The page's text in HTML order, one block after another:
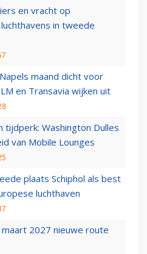
en vracht op
in tweede
maand dicht voor
en Transavia wijken uit
tijdperk: Washington Dulles
van Mobile Lounges
plaats Schiphol als best
luchthaven
2027 nieuwe route